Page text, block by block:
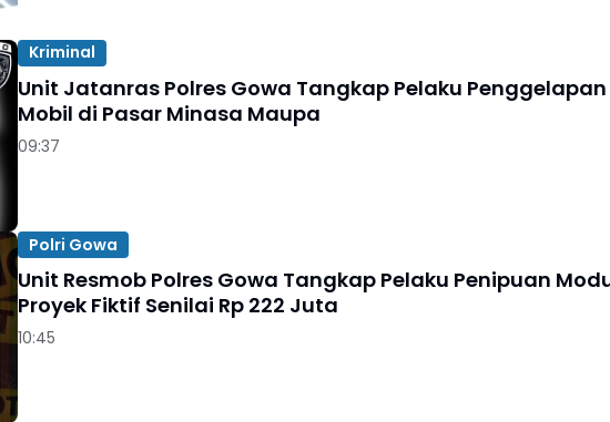
Kriminal
Unit Jatanras Polres Gowa Tangkap Pelaku Penggelapan
Mobil di Pasar Minasa Maupa
09:37
Polri Gowa
Unit Resmob Polres Gowa Tangkap Pelaku Penipuan
Proyek Fiktif Senilai Rp 222 Juta
10:45